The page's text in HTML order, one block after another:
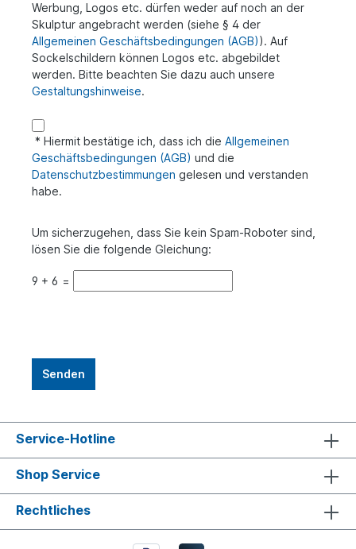
Werbung, Logos etc. dürfen weder auf noch an der
Skulptur angebracht werden (siehe § 4 der
Allgemeinen Geschäftsbedingungen (AGB)). Auf
Sockelschildern können Logos etc. abgebildet
werden. Bitte beachten Sie dazu auch unsere
Gestaltungshinweise.
* Hiermit bestätige ich, dass ich die Allgemeinen
Geschäftsbedingungen (AGB) und die
Datenschutzbestimmungen gelesen und verstanden
habe.
Um sicherzugehen, dass Sie kein Spam-Roboter sind,
lösen Sie die folgende Gleichung:
9 + 6 =
Service-Hotline
Shop Service
Rechtliches